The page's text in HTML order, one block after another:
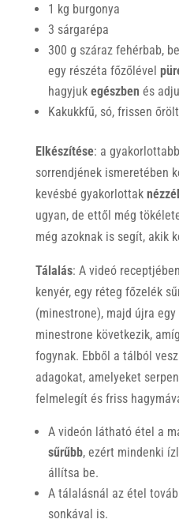
1 kg burgonya
3 sárgarépa
300 g száraz fehérbab,
egy részéta főzőlével
hagyjukegészben és
Kakukkfű, só, frissen
Elkészítése: a
sorrendjének ismeretében
kevésbé gyakorlottak
ugyan, de ettől még
még azoknak is segít, akik
Tálalás: A videó
kenyér, egy réteg főzelék
(minestrone), majd újra
minestrone következik,
fogynak. Ebből a tálból
adagokat, amelyeket
felmelegít és friss
A videón látható étel a
sűrűbb, ezért mindenki
állítsa be.
A tálalásnál az étel
sonkával is.